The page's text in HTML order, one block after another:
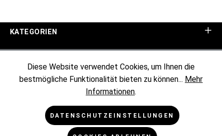
KATEGORIEN
KUNDENINFORMATIONEN
RECHTLICHES
Diese Website verwendet Cookies, um Ihnen die
bestmögliche Funktionalität bieten zu können... Mehr
Informationen.
DATENSCHUTZEINSTELLUNGEN